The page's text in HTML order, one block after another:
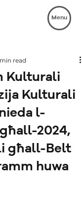
Menu
Kulturali
Kulturali
l-
2024,
għall-Belt
huwa
read